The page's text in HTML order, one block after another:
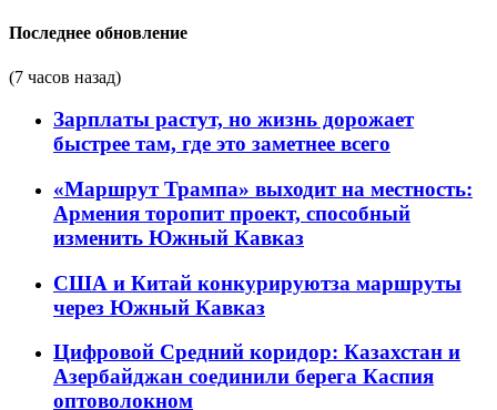
Последнее обновление
(7 часов назад)
Зарплаты растут, но жизнь дорожает
быстрее там, где это заметнее всего
«Маршрут Трампа» выходит на местность:
Армения торопит проект, способный
изменить Южный Кавказ
США и Китай конкурируютза маршруты
через Южный Кавказ
Цифровой Средний коридор: Казахстан и
Азербайджан соединили берега Каспия
оптоволокном